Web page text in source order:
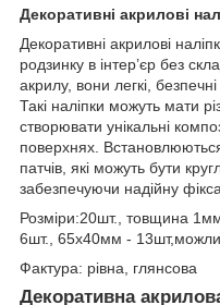
Декоративні акрилові
Декоративні акрилові
родзинку в інтер’єр без
акрилу, вони легкі,
Такі наліпки можуть мати
створювати унікальні
поверхнях.
патчів, які можуть бути
забезпечуючи надійну
Розміри:20шт., товщина
6шт., 65х40мм -
Фактура: рівна, глянсова
Декоративна